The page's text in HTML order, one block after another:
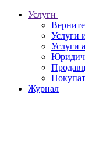
Услуги
Услуги
Услуги
Журнал